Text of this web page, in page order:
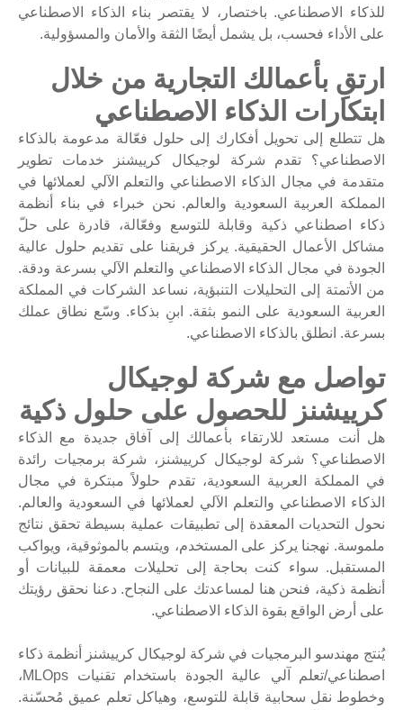
للذكاء الاصطناعي. باختصار، لا يقتصر بناء الذكاء الاصطناعي
على الأداء فحسب، بل يشمل أيضًا الثقة والأمان والمسؤولية.
ارتقِ بأعمالك التجارية من خلال
ابتكارات الذكاء الاصطناعي
هل تتطلع إلى تحويل أفكارك إلى حلول فعّالة مدعومة بالذكاء
الاصطناعي؟ تقدم شركة لوجيكال كرييشنز خدمات تطوير
متقدمة في مجال الذكاء الاصطناعي والتعلم الآلي لعملائها في
المملكة العربية السعودية والعالم. نحن خبراء في بناء أنظمة
ذكاء اصطناعي ذكية وقابلة للتوسع وفعّالة، قادرة على حلّ
مشاكل الأعمال الحقيقية. يركز فريقنا على تقديم حلول عالية
الجودة في مجال الذكاء الاصطناعي والتعلم الآلي بسرعة ودقة.
من الأتمتة إلى التحليلات التنبؤية، نساعد الشركات في المملكة
العربية السعودية على النمو بثقة. ابنِ بذكاء. وسّع نطاق عملك
بسرعة. انطلق بالذكاء الاصطناعي.
تواصل مع شركة لوجيكال
كرييشنز للحصول على حلول ذكية
هل أنت مستعد للارتقاء بأعمالك إلى آفاق جديدة مع الذكاء
الاصطناعي؟ شركة لوجيكال كرييشنز، شركة برمجيات رائدة
في المملكة العربية السعودية، تقدم حلولاً مبتكرة في مجال
الذكاء الاصطناعي والتعلم الآلي لعملائها في السعودية والعالم.
نحول التحديات المعقدة إلى تطبيقات عملية بسيطة تحقق نتائج
ملموسة. نهجنا يركز على المستخدم، ويتسم بالموثوقية، ويواكب
المستقبل. سواء كنت بحاجة إلى تحليلات معمقة للبيانات أو
أنظمة ذكية، فنحن هنا لمساعدتك على النجاح. دعنا نحقق رؤيتك
على أرض الواقع بقوة الذكاء الاصطناعي.
يُنتج مهندسو البرمجيات في شركة لوجيكال كرييشنز أنظمة ذكاء
اصطناعي/تعلم آلي عالية الجودة باستخدام تقنيات MLOps،
وخطوط نقل سحابية قابلة للتوسع، وهياكل تعلم عميق مُحسّنة.